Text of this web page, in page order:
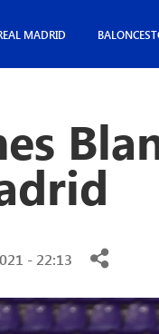
MADRID
- 22:13